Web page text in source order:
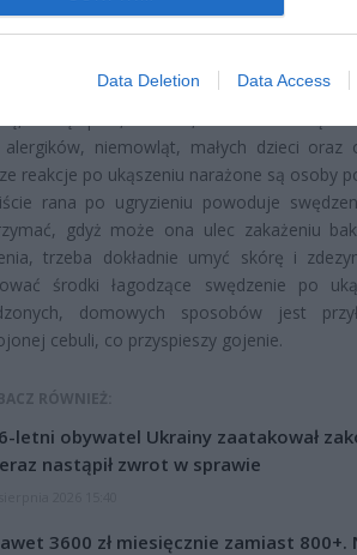
Data Deletion Data Access
meszka wypuszcza jad, który u części
u innych poważną reakcję alergiczną.
również pamiętać, że ugryzienie może
niemowląt, małych dzieci oraz
reakcje po ukąszeniu narażone są osoby
rana po ugryzieniu powoduje
gdyż może ona ulec zakażeniu
trzeba dokładnie umyć skórę i
środki łagodzące swędzenie po
domowych sposobów jest
cebuli, co przyspieszy gojenie.
RÓWNIEŻ:
letni obywatel Ukrainy zaatakował
nastąpił zwrot w sprawie
3600 zł miesięcznie zamiast